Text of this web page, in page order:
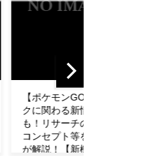
【ポケモンGO】追加
わざも判明！ミュウ
の特徴やわざ構成な
ど紹介！【リサー
チ】